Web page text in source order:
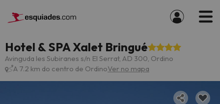
Hotel & SPA Xalet Bringué
Avinguda les Subiranes s/n El Serrat, AD 300, Ordino
A 7.2 km do centro de OrdinoVer no mapa